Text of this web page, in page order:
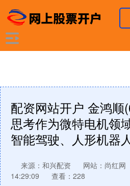
配资网站开户 金鸿顺
思考作为微特电机领
智能驾驶、人形机器
来源：和兴配资 网站：尚红网
14:29:09
查看：228